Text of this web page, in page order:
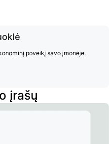
poveikį savo įmonėje.
įrašų